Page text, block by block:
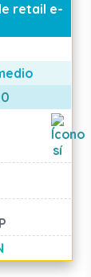
retail e-